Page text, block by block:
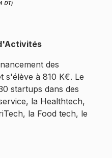
des
s'élève à 810 K€. Le
startups dans des
la Healthtech,
la Food tech, le